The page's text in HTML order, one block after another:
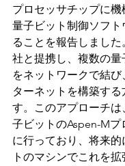
プロセッサチップに
量子ビット制御ソフ
ることを報告しまし
社と提携し、複数の
をネットワークで結
ターネットを構築する
す。このアプローチは
子ビットのAspen-M
に行っており、将来的
トのマシンでこれを